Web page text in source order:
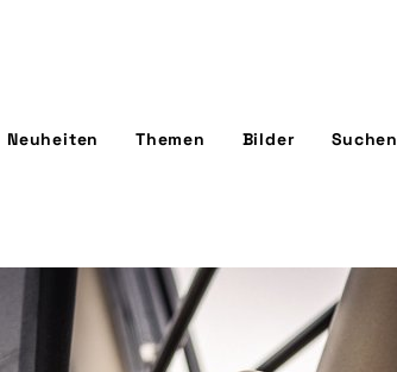
Neuheiten Themen Bilder Suchen